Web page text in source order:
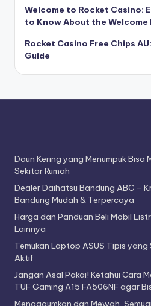
Welcome to Rocket Casino:
to Know About the Welcome
Rocket Casino Free Chips
Guide
Daun Kering yang Menumpuk Bisa
Sekitar Rumah
Dealer Daihatsu Bandung ABC –
Bandung Mudah & Terpercaya
Harga dan Panduan Beli Mobil
Lainnya
Temukan Laptop ASUS Tipis yang
Aktif
Jangan Asal Pakai! Ketahui Cara
TUF Gaming A15 FA506NF agar
Mengagumkan dan Mewah,